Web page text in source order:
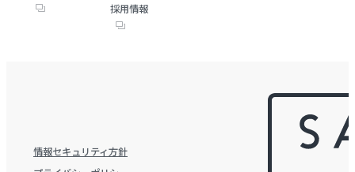
採用情報
情報セキュリティ方針